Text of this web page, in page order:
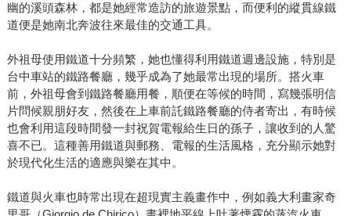
幽的溪頭森林，都是她經常造訪的旅遊景點，而便利的縱貫線鐵
道便是她南北奔波往來最佳的交通工具。
外祖母使用鐵道十分頻繁，她也懂得利用鐵道週邊設施，特別是
台中車站的鐵路餐廳，幾乎成為了她最常出現的場所。搭火車
前，外祖母會到鐵路餐廳用餐，順便在等候的時間，寫幾張明信
片問候親朋好友，然後在上車前託鐵路餐廳的侍者寄出，有時候
也會利用這段時間發一封祝賀電報給生日的孫子，讓收到的人驚
喜不已。這種善用鐵道與郵務、電報的生活風格，充分顯示她對
於現代化生活的適應與樂在其中。
鐵道與火車也時常出現在超現實主義畫作中，例如義大利畫家奇